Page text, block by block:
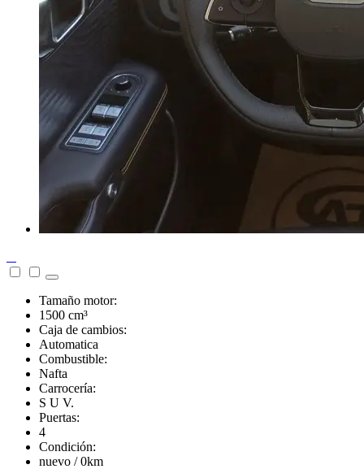
Tamaño motor:
1500 cm³
Caja de cambios:
Automatica
Combustible:
Nafta
Carrocería:
S U V.
Puertas:
4
Condición:
nuevo / 0km